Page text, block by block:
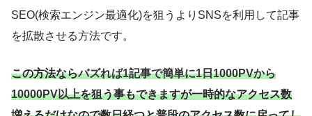
SEO(検索エンジン最適化)を狙うよりSNSを利用して記事
を拡散させる方法です。
この方法ならバズれば1記事で簡単に1日1000PVから
10000PV以上を狙う事もできますが一時的なアクセス数